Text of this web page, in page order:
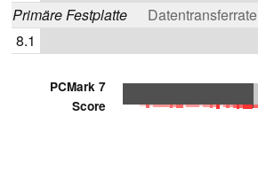
Primäre Festplatte
Datentransferrate
8.1
PCMark 7
Score